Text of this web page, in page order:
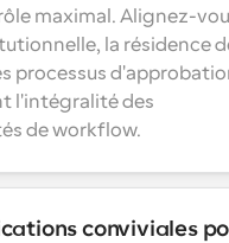
maximal. Alignez-
la résidence
processus
l'intégralité des
de workflow.
conviviales